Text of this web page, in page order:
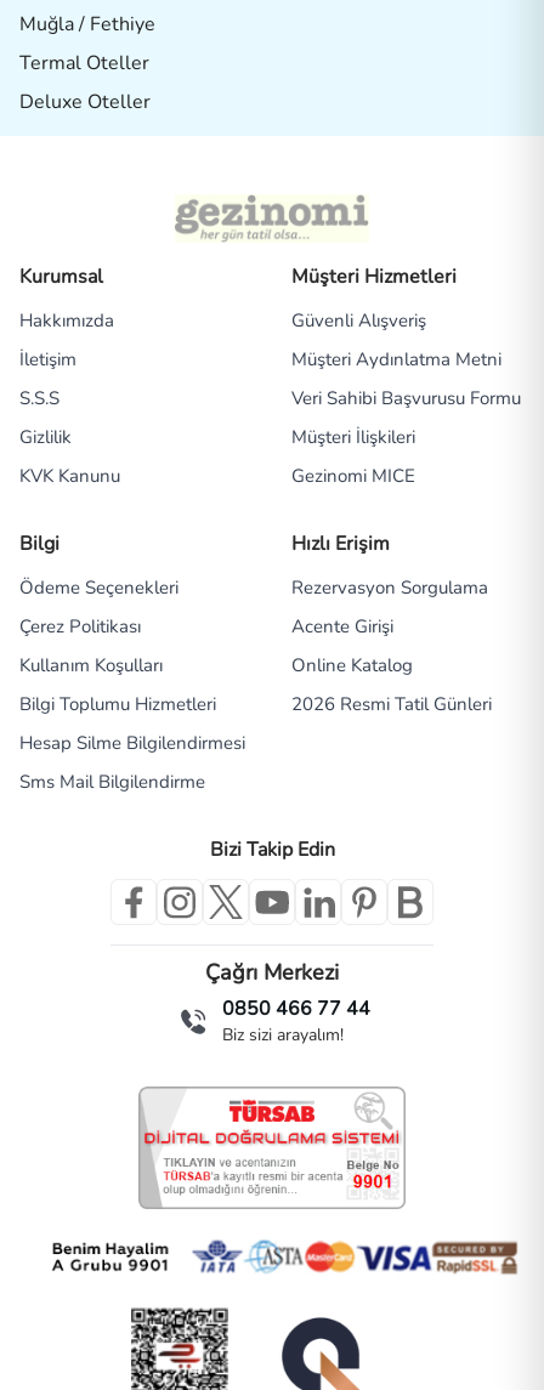
Muğla / Fethiye
Termal Oteller
Deluxe Oteller
Kurumsal
Hakkımızda
İletişim
S.S.S
Gizlilik
KVK Kanunu
Müşteri Hizmetleri
Güvenli Alışveriş
Müşteri Aydınlatma Metni
Veri Sahibi Başvurusu Formu
Müşteri İlişkileri
Gezinomi MICE
Bilgi
Ödeme Seçenekleri
Çerez Politikası
Kullanım Koşulları
Bilgi Toplumu Hizmetleri
Hesap Silme Bilgilendirmesi
Sms Mail Bilgilendirme
Hızlı Erişim
Rezervasyon Sorgulama
Acente Girişi
Online Katalog
2026 Resmi Tatil Günleri
Bizi Takip Edin
Çağrı Merkezi
0850 466 77 44
Biz sizi arayalım!